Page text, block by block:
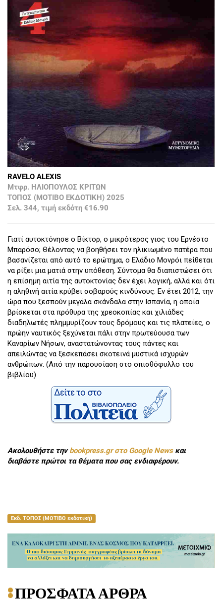
RAVELO ALEXIS
Μτφρ. ΗΛΙΟΠΟΥΛΟΣ ΚΡΙΤΩΝ
ΤΟΠΟΣ (ΜΟΤΙΒΟ ΕΚΔΟΤΙΚΗ) 2025
Σελ. 344, τιμή εκδότη €16.90
Γιατί αυτοκτόνησε ο Βίκτορ, ο μικρότερος γιος του Ερνέστο
Μπαρόσο; Θέλοντας να βοηθήσει τον ηλικιωμένο πατέρα που
βασανίζεται από αυτό το ερώτημα, ο Ελάδιο Μονρόι πείθεται
να ρίξει μια ματιά στην υπόθεση. Σύντομα θα διαπιστώσει ότι
η επίσημη αιτία της αυτοκτονίας δεν έχει λογική, αλλά και ότι
η αληθινή αιτία κρύβει σοβαρούς κινδύνους. Εν έτει 2012, την
ώρα που ξεσπούν μεγάλα σκάνδαλα στην Ισπανία, η οποία
βρίσκεται στα πρόθυρα της χρεοκοπίας και χιλιάδες
διαδηλωτές πλημμυρίζουν τους δρόμους και τις πλατείες, ο
πρώην ναυτικός ξεχύνεται πάλι στην πρωτεύουσα των
Καναρίων Νήσων, αναστατώνοντας τους πάντες και
απειλώντας να ξεσκεπάσει σκοτεινά μυστικά ισχυρών
ανθρώπων. (Από την παρουσίαση στο οπισθόφυλλο του
βιβλίου)
Ακολουθήστε τηνbookpress.gr στο Google Newsκαι
διαβάστε πρώτοι τα θέματα που σας ενδιαφέρουν.
Εκδ. ΤΟΠΟΣ (ΜΟΤΙΒΟ εκδοτική)
ΠΡΟΣΦΑΤΑ ΑΡΘΡΑ